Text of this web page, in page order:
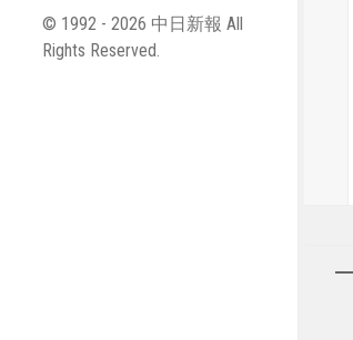
© 1992 - 2026 中日新報 All
Rights Reserved.